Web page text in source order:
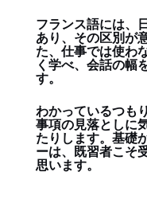
フランス語には、
あり、その区別が
た、仕事では使わ
く学べ、会話の幅
す。
わかっているつも
事項の見落としに
たりします。基礎
ーは、既習者こそ
思います。